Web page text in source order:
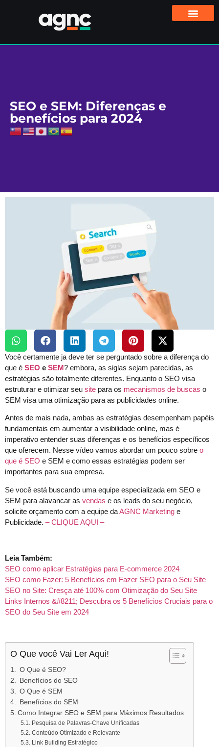
SEO e SEM: Diferenças e
benefícios para 2024
Você certamente ja deve ter se perguntado sobre a diferença do
que é SEO e SEM? embora, as siglas sejam parecidas, as
estratégias são totalmente diferentes. Enquanto o SEO visa
estruturar e otimizar seu site para os mecanismos de buscas o
SEM visa uma otimização para as publicidades online.
Antes de mais nada, ambas as estratégias desempenham papéis
fundamentais em aumentar a visibilidade online, mas é
imperativo entender suas diferenças e os benefícios específicos
que oferecem. Nesse vídeo vamos abordar um pouco sobre o
que é SEO e SEM e como essas estratégias podem ser
importantes para sua empresa.
Se você está buscando uma equipe especializada em SEO e
SEM para alavancar as vendas e os leads do seu negócio,
solicite orçamento com a equipe daAGNC Marketing e
Publicidade. – CLIQUE AQUI –
Leia Também:
SEO como aplicar Estratégias para E-commerce 2024
SEO como Fazer: 5 Benefícios em Fazer SEO para o Seu Site
SEO no Site: Cresça até 100% com Otimização do Seu Site
Links Internos &#8211; Descubra os 5 Benefícios Cruciais para o
SEO do Seu Site em 2024
O Que você Vai Ler Aqui!
O Que é SEO?
Benefícios do SEO
O Que é SEM
Benefícios do SEM
Como Integrar SEO e SEM para Máximos Resultados
Pesquisa de Palavras-Chave Unificadas
Conteúdo Otimizado e Relevante
Link Building Estratégico